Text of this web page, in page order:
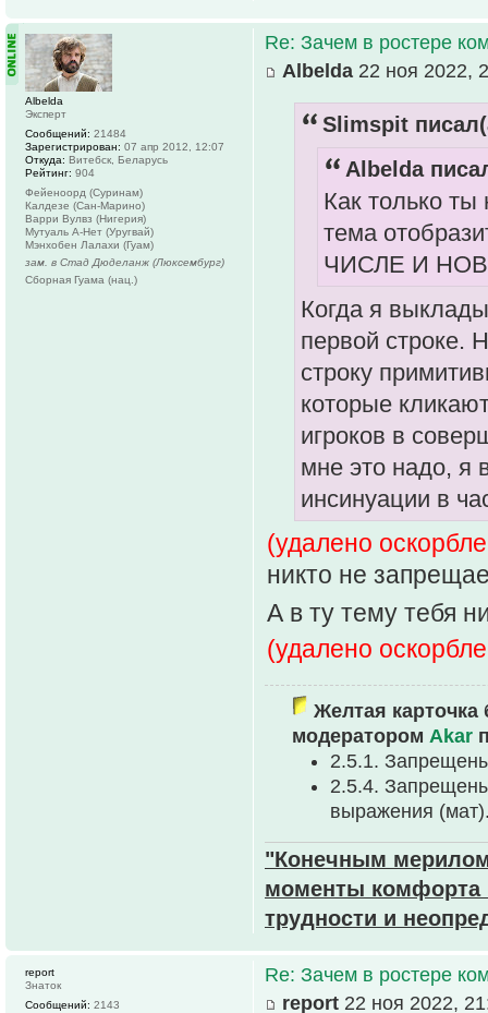
Re: Зачем в ростере
Albelda 22 ноя 2022,
Slimspit
Albelda
Как только
тема
ЧИСЛЕ И
Когда я
первой строке.
строку
которые
игроков в
мне это надо, я
инсинуации в
(удалено
никто не
А в ту тему тебя
(удалено
Желтая карточка
модератором Akar
2.5.1.
2.5.4.
выpажения
"Конечным мерилом
моменты комфорта
трудности и
Albelda
Эксперт
Сообщений: 21484
Зарегистрирован: 07 апр 2012, 12:07
Откуда: Витебск, Беларусь
Рейтинг: 904
Фейеноорд (Суринам)
Калдезе (Сан-Марино)
Варри Вулвз (Нигерия)
Мутуаль А-Нет (Уругвай)
Мэнхобен Лалахи (Гуам)
зам. в Стад Дюделанж (Люксембург)
Сборная Гуама (нац.)
Re: Зачем в ростере
report 22 ноя 2022,
report
Знаток
Сообщений: 2143